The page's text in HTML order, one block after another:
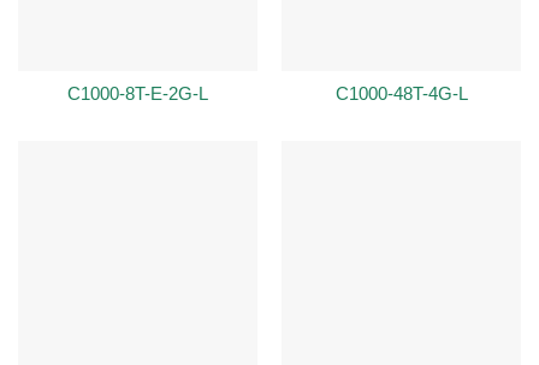
C1000-8T-E-2G-L C1000-48T-4G-L